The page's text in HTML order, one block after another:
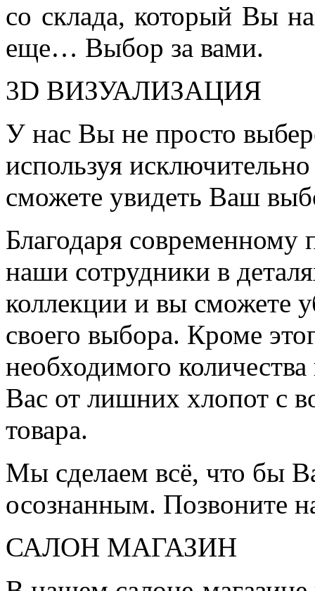
со склада, который Вы
еще… Выбор за вами.
3D ВИЗУАЛИЗАЦИЯ
У нас Вы не просто
используя
сможете увидеть Ваш
Благодаря
наши сотрудники в
коллекции и вы сможете
своего выбора. Кроме
необходимого
Вас от лишних хлопот с
товара.
Мы сделаем всё, что бы
осознанным. Позвоните
САЛОН МАГАЗИН